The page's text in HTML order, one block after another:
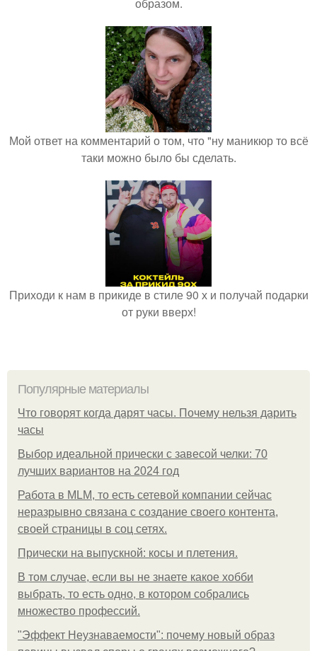
Мой ответ на комментарий о том, что "ну маникюр то всё
таки можно было бы сделать.
Приходи к нам в прикиде в стиле 90 х и получай подарки
от руки вверх!
Популярные материалы
Что говорят когда дарят часы. Почему нельзя дарить
часы
Выбор идеальной прически с завесой челки: 70
лучших вариантов на 2024 год
Работа в MLM, то есть сетевой компании сейчас
неразрывно связана с создание своего контента,
своей страницы в соц сетях.
Прически на выпускной: косы и плетения.
В том случае, если вы не знаете какое хобби
выбрать, то есть одно, в котором собрались
множество профессий.
"Эффект Неузнаваемости": почему новый образ